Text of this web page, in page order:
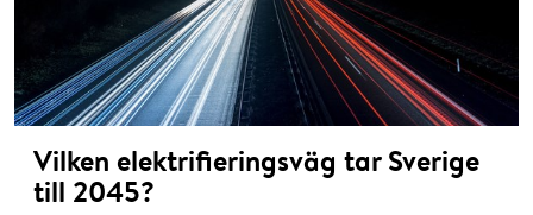
Vilken elektrifieringsväg tar Sverige
till 2045?